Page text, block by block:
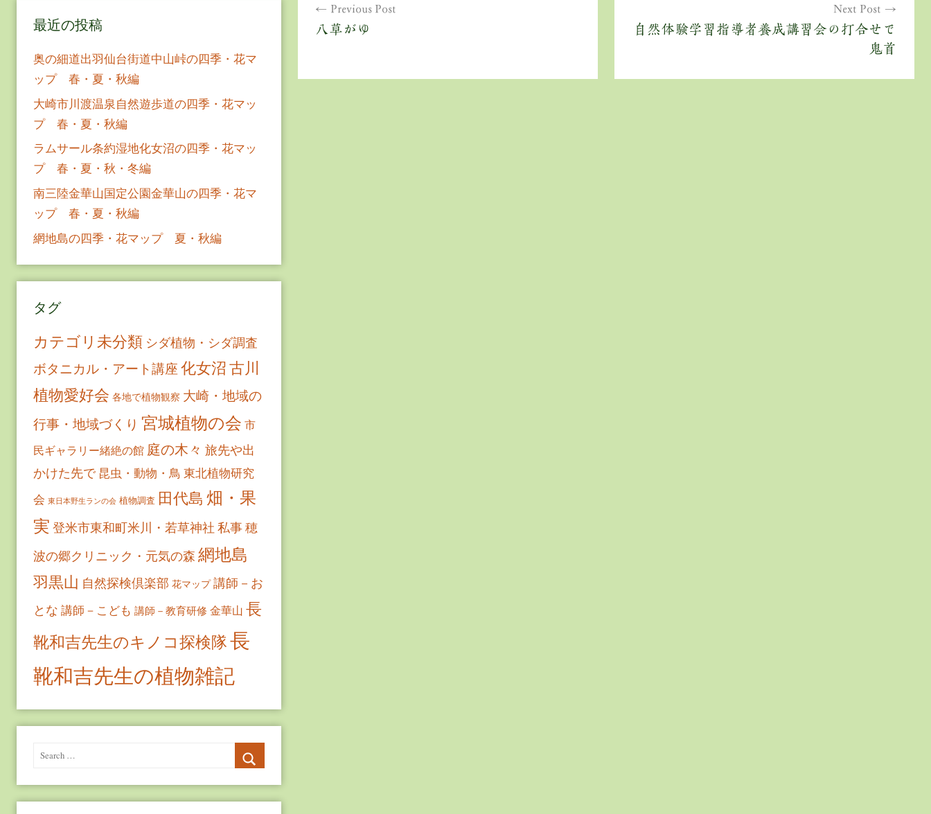
Previous Post
八草がゆ
Next Post
自然体験学習指導者養成講習会の打合せで
鬼首
最近の投稿
奥の細道出羽仙台街道中山峠の四季・花マ
ップ 春・夏・秋編
大崎市川渡温泉自然遊歩道の四季・花マッ
プ 春・夏・秋編
ラムサール条約湿地化女沼の四季・花マッ
プ 春・夏・秋・冬編
南三陸金華山国定公園金華山の四季・花マ
ップ 春・夏・秋編
網地島の四季・花マップ 夏・秋編
タグ
カテゴリ未分類 シダ植物・シダ調査
ボタニカル・アート講座 化女沼古川
植物愛好会 各地で植物観察 大崎・地域の
行事・地域づくり 宮城植物の会 市
民ギャラリー緒絶の館 庭の木々 旅先や出
かけた先で 昆虫・動物・鳥 東北植物研究
会 東日本野生ランの会 植物調査 田代島 畑・果
実 登米市東和町米川・若草神社 私事穂
波の郷クリニック・元気の森 網地島
羽黒山 自然探検倶楽部 花マップ 講師－お
とな 講師－こども 講師－教育研修 金華山 長
靴和吉先生のキノコ探検隊長
靴和吉先生の植物雑記
Search